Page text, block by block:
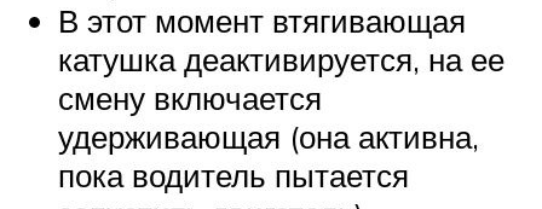
В этот момент втягивающая
катушка деактивируется, на ее
смену включается
удерживающая (она активна,
пока водитель пытается